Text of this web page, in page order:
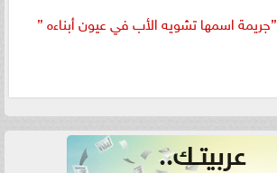
”جريمة اسمها تشويه الأب في عيون أبناءه ”